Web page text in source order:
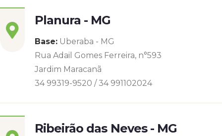
Planura - MG
Base: Uberaba - MG
Rua Adail Gomes Ferreira, n°593
Jardim Maracanã
34 99319-9520 / 34 991102024
Ribeirão das Neves - MG